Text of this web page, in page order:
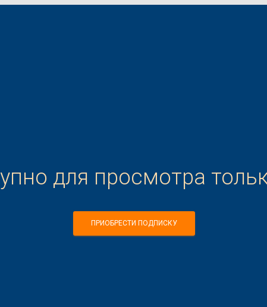
для просмотра
ПРИОБРЕСТИ ПОДПИСКУ